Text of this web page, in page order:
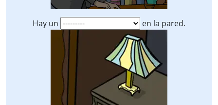
Hay un en la pared.